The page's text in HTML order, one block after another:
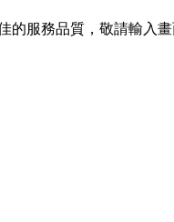
的服務品質，敬請輸入